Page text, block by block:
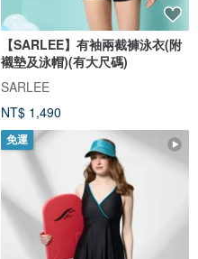
【SARLEE】有袖兩截褲泳衣(附
襯墊及泳帽)(有大尺碼)
SARLEE
NT$ 1,490
免運